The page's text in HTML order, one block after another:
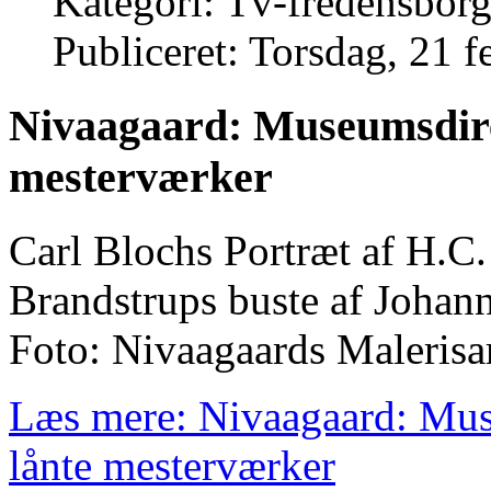
Publiceret: Torsdag, 21
Nivaagaard:
mesterværker
Carl Blochs Portræt af
Brandstrups buste af
Foto: Nivaagaards
Læs mere: Nivaagaard:
lånte mesterværker